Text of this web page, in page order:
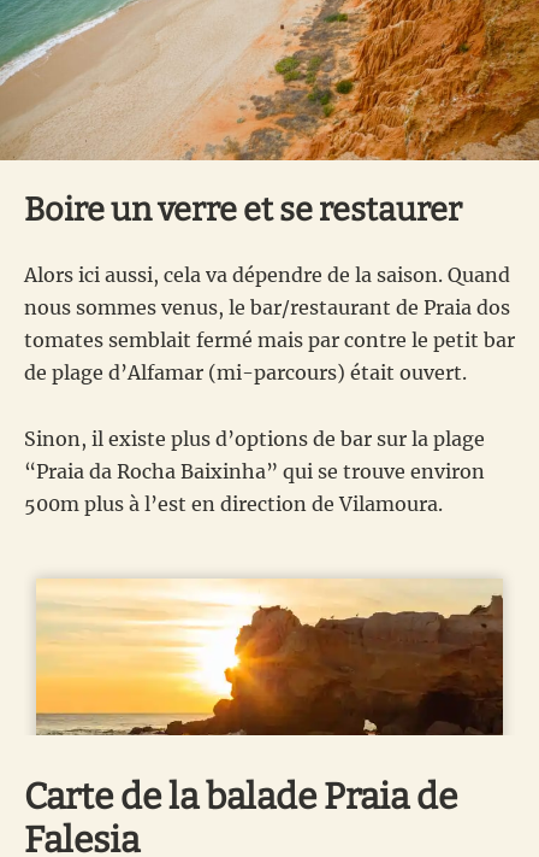
Boire un verre et se restaurer
Alors ici aussi, cela va dépendre de la saison. Quand
nous sommes venus, le bar/restaurant de Praia dos
tomates semblait fermé mais par contre le petit bar
de plage d’Alfamar (mi-parcours) était ouvert.
Sinon, il existe plus d’options de bar sur la plage
“Praia da Rocha Baixinha” qui se trouve environ
500m plus à l’est en direction de Vilamoura.
Carte de la balade Praia de
Falesia